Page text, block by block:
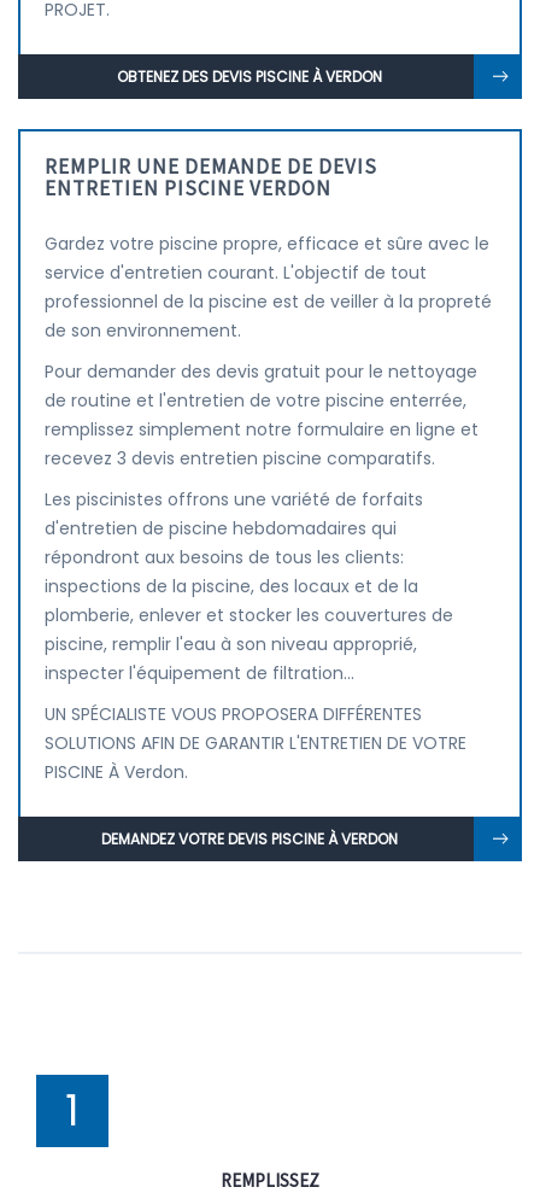
PROJET.
OBTENEZ DES DEVIS PISCINE À VERDON
REMPLIR UNE DEMANDE DE DEVIS
ENTRETIEN PISCINE VERDON
Gardez votre piscine propre, efficace et sûre avec le
service d'entretien courant. L'objectif de tout
professionnel de la piscine est de veiller à la propreté
de son environnement.
Pour demander des devis gratuit pour le nettoyage
de routine et l'entretien de votre piscine enterrée,
remplissez simplement notre formulaire en ligne et
recevez 3 devis entretien piscine comparatifs.
Les piscinistes offrons une variété de forfaits
d'entretien de piscine hebdomadaires qui
répondront aux besoins de tous les clients:
inspections de la piscine, des locaux et de la
plomberie, enlever et stocker les couvertures de
piscine, remplir l'eau à son niveau approprié,
inspecter l'équipement de filtration...
UN SPÉCIALISTE VOUS PROPOSERA DIFFÉRENTES
SOLUTIONS AFIN DE GARANTIR L'ENTRETIEN DE VOTRE
PISCINE À Verdon.
DEMANDEZ VOTRE DEVIS PISCINE À VERDON
1
REMPLISSEZ